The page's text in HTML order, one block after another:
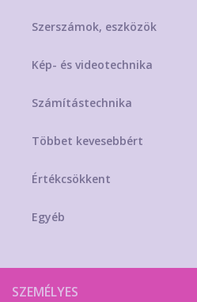
Szerszámok, eszközök
Kép- és videotechnika
Számítástechnika
Többet kevesebbért
Értékcsökkent
Egyéb
SZEMÉLYES